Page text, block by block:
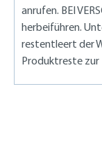
anrufen. BEI
herbeiführen.
restentleert der
Produktreste